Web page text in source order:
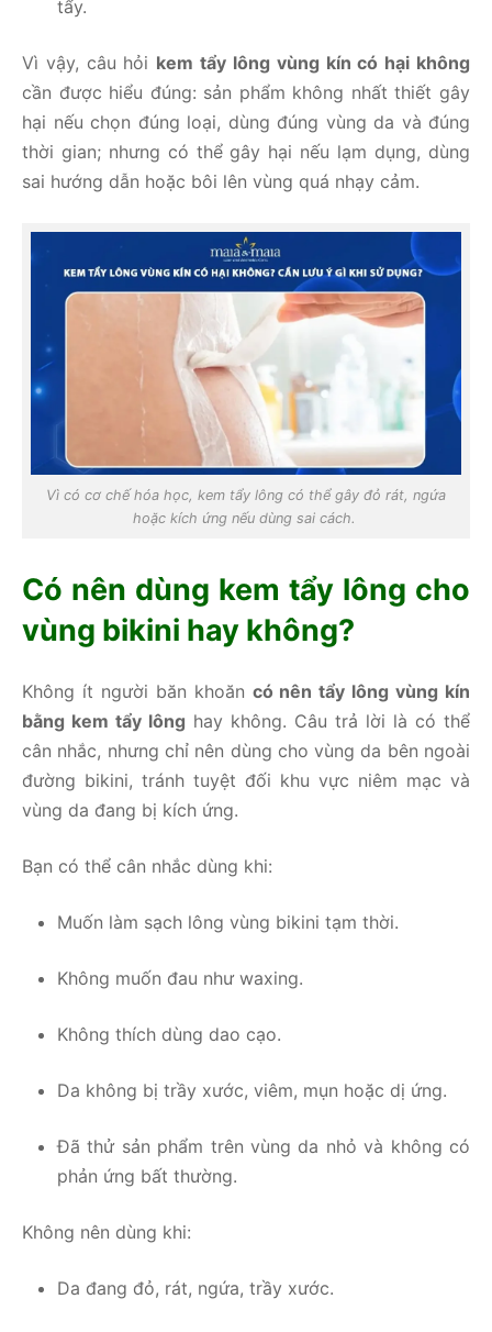
tẩy.
Vì vậy, câu hỏi kem tẩy lông vùng kín có hại không
cần được hiểu đúng: sản phẩm không nhất thiết gây
hại nếu chọn đúng loại, dùng đúng vùng da và đúng
thời gian; nhưng có thể gây hại nếu lạm dụng, dùng
sai hướng dẫn hoặc bôi lên vùng quá nhạy cảm.
Vì có cơ chế hóa học, kem tẩy lông có thể gây đỏ rát, ngứa
hoặc kích ứng nếu dùng sai cách.
Có nên dùng kem tẩy lông cho
vùng bikini hay không?
Không ít người băn khoăn có nên tẩy lông vùng kín
bằng kem tẩy lông hay không. Câu trả lời là có thể
cân nhắc, nhưng chỉ nên dùng cho vùng da bên ngoài
đường bikini, tránh tuyệt đối khu vực niêm mạc và
vùng da đang bị kích ứng.
Bạn có thể cân nhắc dùng khi:
Muốn làm sạch lông vùng bikini tạm thời.
Không muốn đau như waxing.
Không thích dùng dao cạo.
Da không bị trầy xước, viêm, mụn hoặc dị ứng.
Đã thử sản phẩm trên vùng da nhỏ và không có
phản ứng bất thường.
Không nên dùng khi:
Da đang đỏ, rát, ngứa, trầy xước.